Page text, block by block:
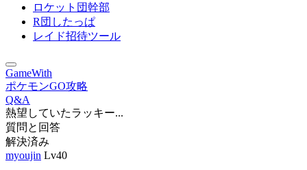
ロケット団幹部
R団したっぱ
レイド招待ツール
GameWith
ポケモンGO攻略
Q&A
熱望していたラッキー...
質問と回答
解決済み
myoujin Lv40